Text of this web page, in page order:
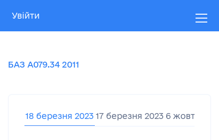
Увійти
БАЗ А079.34 2011
18 березня 2023 17 березня 2023 6 жовтня